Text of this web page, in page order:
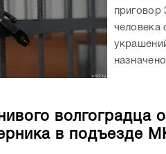
приговор
человека
волгоградца
в подъезде